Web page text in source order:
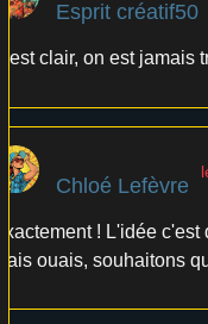
Esprit créatif50
C'est clair, on est
Chloé Lefèvre
Exactement ! L'idée
Mais ouais, souhaitons